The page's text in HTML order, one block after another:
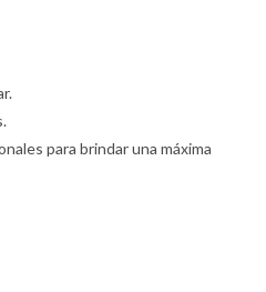
para brindar una máxima